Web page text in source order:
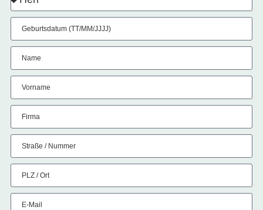
Geburtsdatum (TT/MM/JJJJ)
Name
Vorname
Firma
Straße / Nummer
PLZ / Ort
E-Mail